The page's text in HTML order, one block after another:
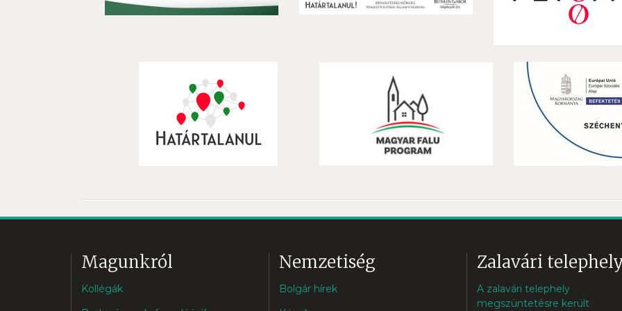
Magunkról
Kollégák
Nemzetiség
Bolgár hírek
Zalavári
A zalavári telephely
megszüntetésre került